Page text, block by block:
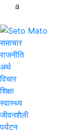
a
समाचार
राजनीति
अर्थ
विचार
शिक्षा
स्वास्थ्य
जीवनशैली
पर्यटन